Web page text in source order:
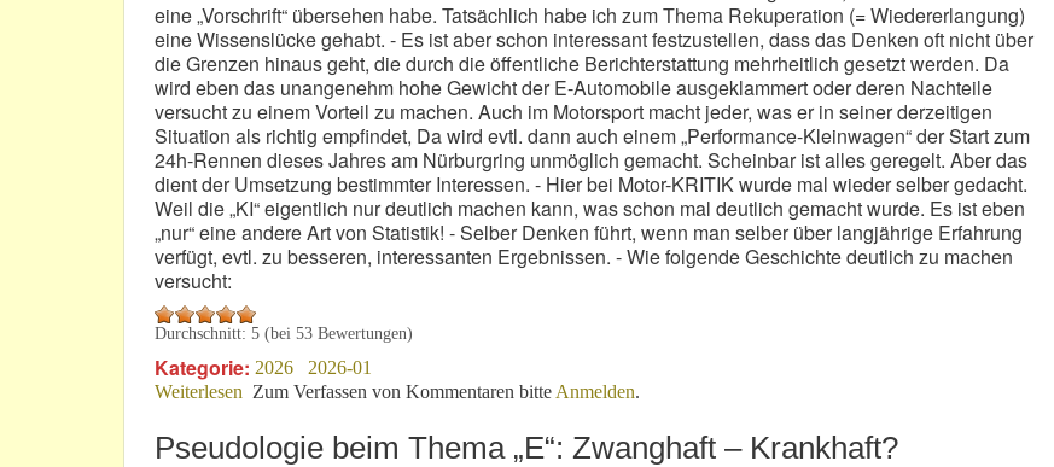
eine „Vorschrift“ übersehen habe. Tatsächlich habe ich zum Thema Rekuperation (= Wiedererlangung)
eine Wissenslücke gehabt. - Es ist aber schon interessant festzustellen, dass das Denken oft nicht über
die Grenzen hinaus geht, die durch die öffentliche Berichterstattung mehrheitlich gesetzt werden. Da
wird eben das unangenehm hohe Gewicht der E-Automobile ausgeklammert oder deren Nachteile
versucht zu einem Vorteil zu machen. Auch im Motorsport macht jeder, was er in seiner derzeitigen
Situation als richtig empfindet, Da wird evtl. dann auch einem „Performance-Kleinwagen“ der Start zum
24h-Rennen dieses Jahres am Nürburgring unmöglich gemacht. Scheinbar ist alles geregelt. Aber das
dient der Umsetzung bestimmter Interessen. - Hier bei Motor-KRITIK wurde mal wieder selber gedacht.
Weil die „KI“ eigentlich nur deutlich machen kann, was schon mal deutlich gemacht wurde. Es ist eben
„nur“ eine andere Art von Statistik! - Selber Denken führt, wenn man selber über langjährige Erfahrung
verfügt, evtl. zu besseren, interessanten Ergebnissen. - Wie folgende Geschichte deutlich zu machen
versucht:
Durchschnitt: 5 (bei 53 Bewertungen)
Kategorie: 2026
2026-01
Weiterlesen über WRC Rallye Monte-Carlo sollte nachdenklich machen!
Zum Verfassen von Kommentaren bitte Anmelden.
Pseudologie beim Thema „E“: Zwanghaft – Krankhaft?